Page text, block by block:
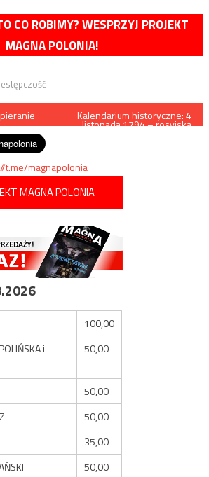
CO ROBIMY? WESPRZYJ PROJEKT
MAGNA POLONIA!
Kalendarium historyczne: 4
listopada 1794 – rosyjska
t.me/magnapolonia
MAGNA POLONIA
100,00
i
50,00
50,00
50,00
35,00
50,00